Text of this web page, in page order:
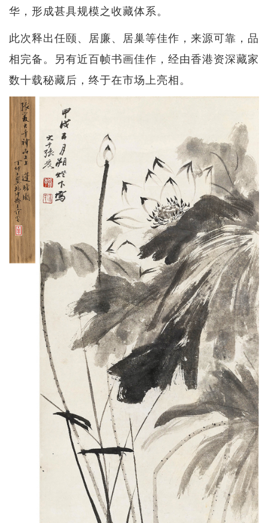
华，形成甚具规模之收藏体系。
此次释出任颐、居廉、居巢等佳作，来源可靠，品
相完备。另有近百帧书画佳作，经由香港资深藏家
数十载秘藏后，终于在市场上亮相。